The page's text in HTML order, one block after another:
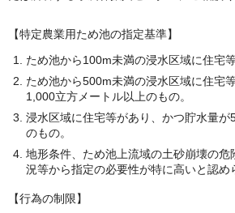
【特定農業用ため池の指定基準】
ため池から100m未満の浸水区域に住宅
ため池から500m未満の浸水区域に住宅
1,000立方メートル以上のもの。
浸水区域に住宅等があり、かつ貯水量が
のもの。
地形条件、ため池上流域の土砂崩壊の危
況等から指定の必要性が特に高いと認め
【行為の制限】